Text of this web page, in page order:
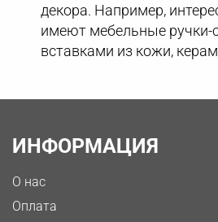
декора. Например,
имеют мебельные ручки-
вставками из кожи,
ИНФОРМАЦИЯ
О нас
Оплата